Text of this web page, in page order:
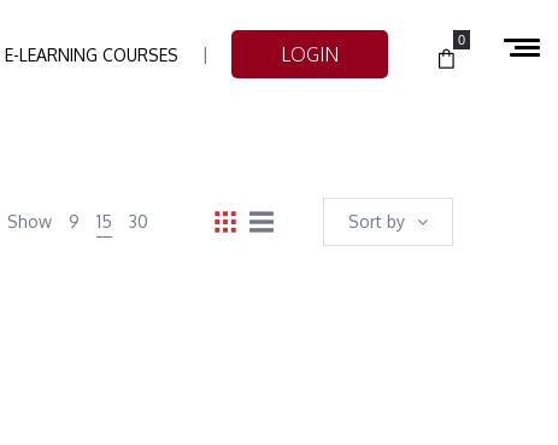
E-LEARNING COURSES LOGIN
0
Sort by
Show 9 15 30